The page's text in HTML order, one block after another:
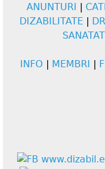
ANUNTURI |
DIZABILITATE |
INFO | MEMBRI |